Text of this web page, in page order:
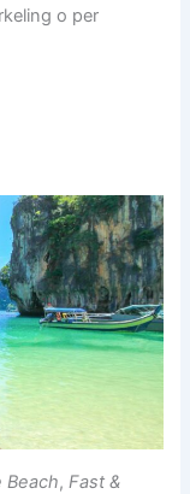
o per
Beach, Fast &